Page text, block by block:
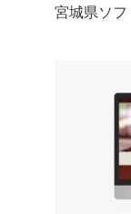
宮城県ソ